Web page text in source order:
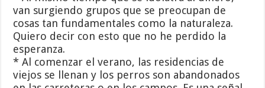
van surgiendo grupos que se preocupan de
cosas tan fundamentales como la naturaleza.
Quiero decir con esto que no he perdido la
esperanza.
* Al comenzar el verano, las residencias de
viejos se llenan y los perros son abandonados